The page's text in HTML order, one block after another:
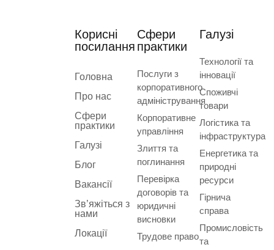
Корисні
посилання
Головна
Про нас
Сфери
практики
Галузі
Блог
Вакансії
Зв’яжіться з
нами
Локації
Сфери
практики
Послуги з
корпоративного
адміністрування
Корпоративне
управління
Злиття та
поглинання
Перевірка
договорів та
юридичні
висновки
Трудове право
Галузі
Технології та
інновації
Споживчі
товари
Логістика та
інфраструктура
Енергетика та
природні
ресурси
Гірнича
справа
Промисловість
та